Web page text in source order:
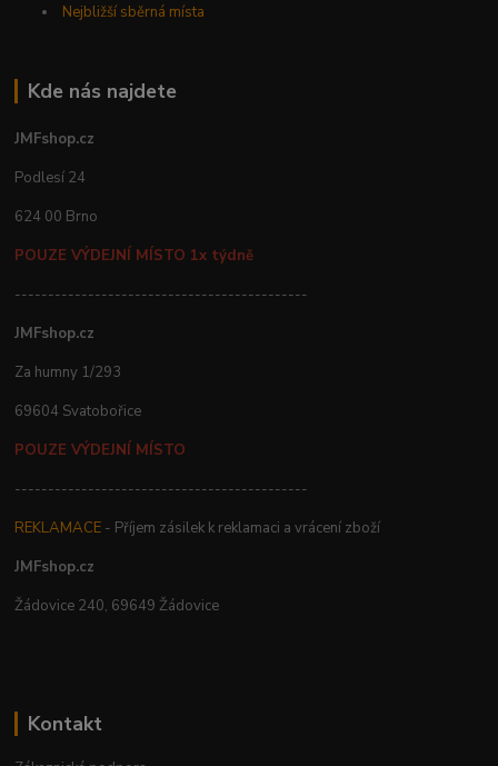
Nejbližší sběrná místa
Kde nás najdete
JMFshop.cz
Podlesí 24
624 00 Brno
POUZE VÝDEJNÍ MÍSTO 1x týdně
--------------------------------------------
JMFshop.cz
Za humny 1/293
69604 Svatobořice
POUZE VÝDEJNÍ MÍSTO
--------------------------------------------
REKLAMACE - Příjem zásilek k reklamaci a vrácení zboží
JMFshop.cz
Žádovice 240, 69649 Žádovice
Kontakt